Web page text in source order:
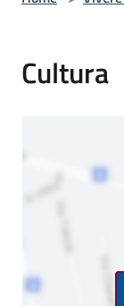
Cultura